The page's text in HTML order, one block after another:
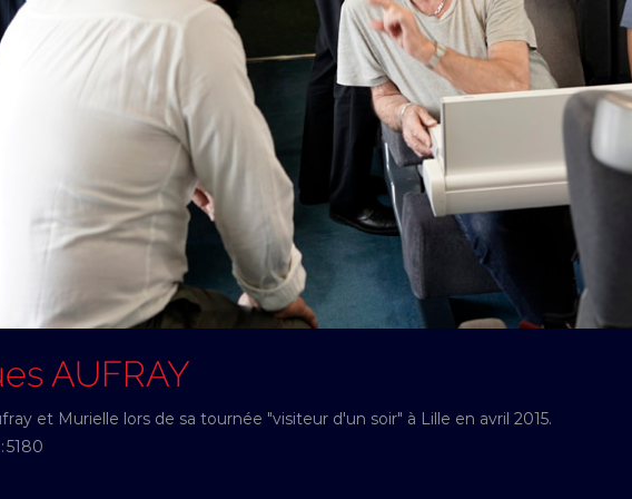
AUFRAY
et Murielle lors de sa tournée "visiteur d'un soir" à Lille en avril 2015.
5180